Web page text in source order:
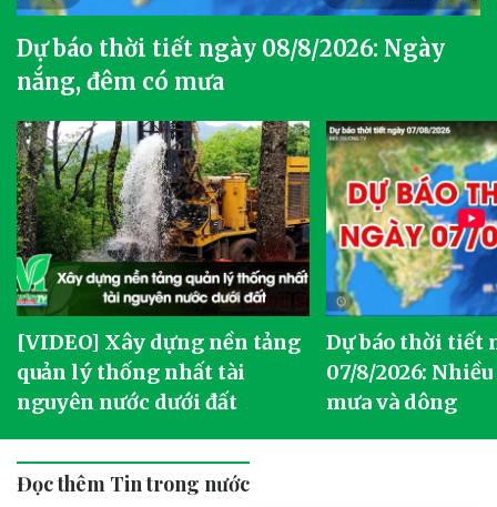
Dự báo thời tiết ngày 08/8/2026: Ngày
nắng, đêm có mưa
[VIDEO] Xây dựng nền tảng
quản lý thống nhất tài
nguyên nước dưới đất
Dự báo thời tiết
07/8/2026:
mưa và dông
Đọc thêm Tin trong nước